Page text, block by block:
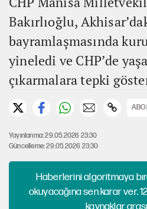
Bakırlıoğlu,
bayramlaşmasında
yineledi ve CHP’de
çıkarmalara tepki
Yayınlanma: 29.05.2026 23:30
Güncelleme: 29.05.2026 23:30
Haberlerini algoritmaya
okuyacağına sen karar ver.
kaynaklar